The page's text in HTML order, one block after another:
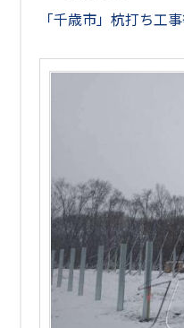
「千歳市」杭打ち工